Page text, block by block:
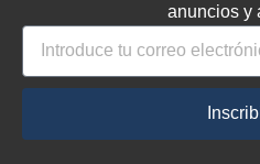
anuncios y